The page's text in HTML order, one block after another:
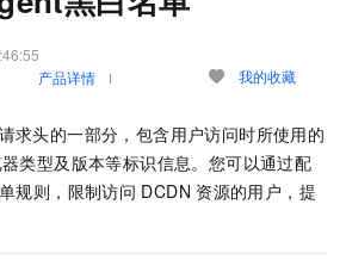
产品详情 我的收藏
请求头的一部分，包含用户访问时所使用的
类型及版本等标识信息。您可以通过配
规则，限制访问 DCDN 资源的用户，提